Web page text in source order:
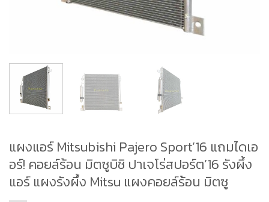
แผงแอร์ Mitsubishi Pajero Sport’16 แถมไดเอ
อร์! คอยล์ร้อน มิตซูบิชิ ปาเจโร่สปอร์ต’16 รังผึ้ง
แอร์ แผงรังผึ้ง Mitsu แผงคอยล์ร้อน มิตซู